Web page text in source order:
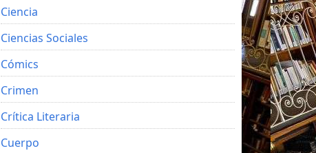
Ciencia
Ciencias Sociales
Cómics
Crimen
Crítica Literaria
Cuerpo